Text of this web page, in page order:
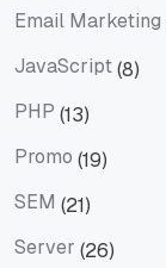
Email Marketing
JavaScript(8)
PHP (13)
Promo (19)
SEM (21)
Server (26)